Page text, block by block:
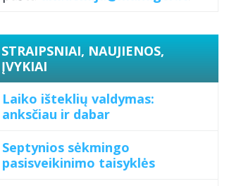
STRAIPSNIAI, NAUJIENOS,
ĮVYKIAI
Laiko išteklių valdymas:
anksčiau ir dabar
Septynios sėkmingo
pasisveikinimo taisyklės